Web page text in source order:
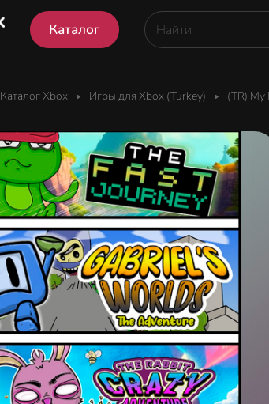
Каталог
Каталог Xbox Игры для Xbox (Turkey) (TR)